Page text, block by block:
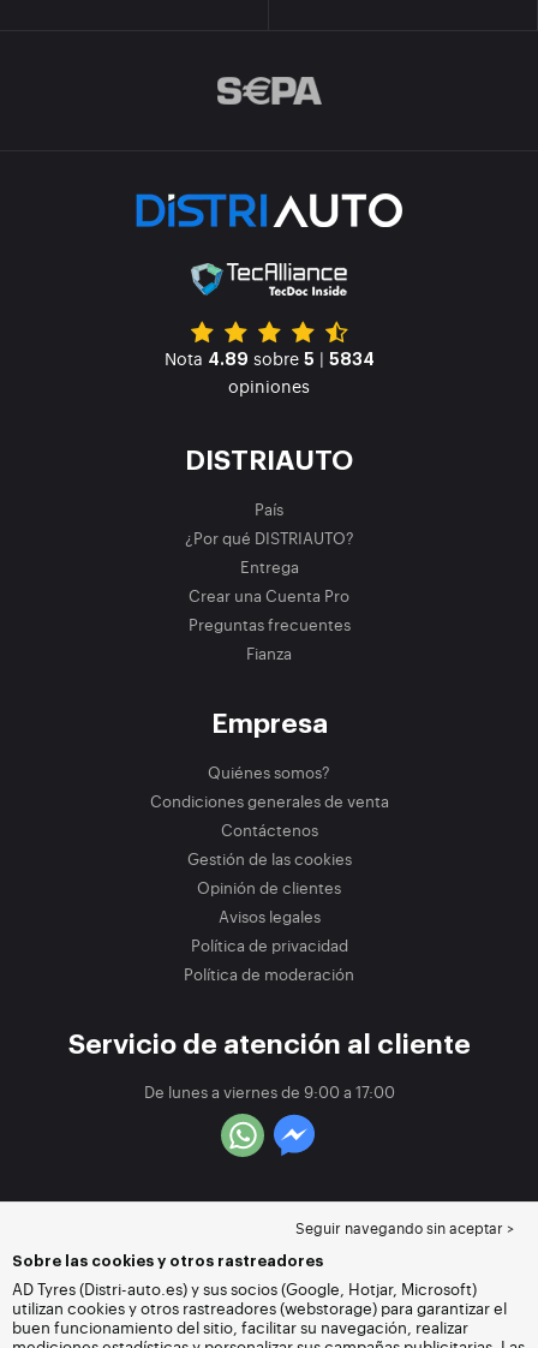
Nota 4.89 sobre 5 | 5834
opiniones
DISTRIAUTO
País
¿Por qué DISTRIAUTO?
Entrega
Crear una Cuenta Pro
Preguntas frecuentes
Fianza
Empresa
Quiénes somos?
Condiciones generales de venta
Contáctenos
Gestión de las cookies
Opinión de clientes
Avisos legales
Política de privacidad
Política de moderación
Servicio de atención al cliente
De lunes a viernes de 9:00 a 17:00
Seguir navegando sin aceptar >
Sobre las cookies y otros rastreadores
AD Tyres (Distri-auto.es) y sus socios (Google, Hotjar, Microsoft)
utilizan cookies y otros rastreadores (webstorage) para garantizar el
buen funcionamiento del sitio, facilitar su navegación, realizar